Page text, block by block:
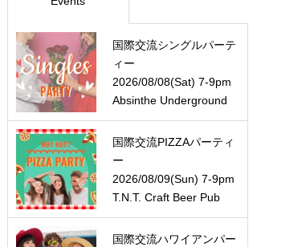
国際交流シングルパーテ
ィー
2026/08/08(Sat) 7-9pm
Absinthe Underground
国際交流PIZZAパーティ
ー
2026/08/09(Sun) 7-9pm
T.N.T. Craft Beer Pub
国際交流ハワイアンパー